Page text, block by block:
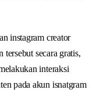
instagram creator
tersebut secara gratis,
interaksi
pada akun isnatgram